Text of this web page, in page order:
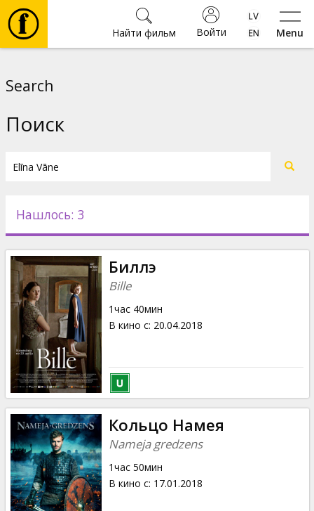
Menu
Войти
Найти фильм
Новости
Подарки
Кинозакуски
B2B
Клуб
Search
Поиск
Нашлось: 3
Биллэ
Bille
1час 40мин
В кино с: 20.04.2018
Кольцо Намея
Nameja gredzens
1час 50мин
В кино с: 17.01.2018